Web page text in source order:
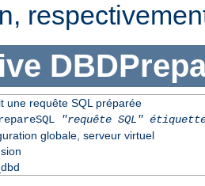
,
une requête SQL préparée
"requête SQL"
globale, serveur virtuel